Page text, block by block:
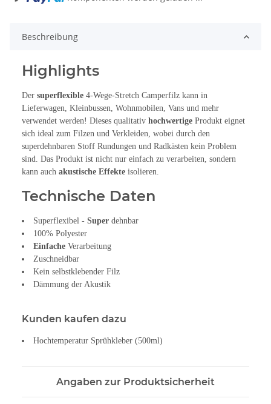
Beschreibung
Highlights
Der superflexible 4-Wege-Stretch Camperfilz kann in
Lieferwagen, Kleinbussen, Wohnmobilen, Vans und mehr
verwendet werden! Dieses qualitativ hochwertige Produkt eignet
sich ideal zum Filzen und Verkleiden, wobei durch den
superdehnbaren Stoff Rundungen und Radkästen kein Problem
sind. Das Produkt ist nicht nur einfach zu verarbeiten, sondern
kann auch akustische Effekte isolieren.
Technische Daten
Superflexibel - Super dehnbar
100% Polyester
Einfache Verarbeitung
Zuschneidbar
Kein selbstklebender Filz
Dämmung der Akustik
Kunden kaufen dazu
Hochtemperatur Sprühkleber (500ml)
Angaben zur Produktsicherheit